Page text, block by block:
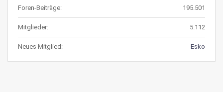
Foren-Beiträge: 195.501
Mitglieder: 5.112
Neues Mitglied: Esko